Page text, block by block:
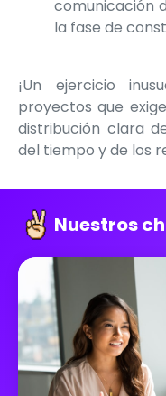
comunicación
la fase de
¡Un ejercicio
proyectos que
distribución clara
del tiempo y de los
Nuestros